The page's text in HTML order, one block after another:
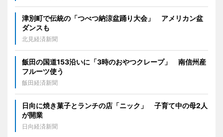
津別町で伝統の「つべつ納涼盆踊り大会」 アメリカン盆
ダンスも
北見経済新聞
飯田の国道153沿いに「3時のおやつクレープ」 南信州産
フルーツ使う
飯田経済新聞
日向に焼き菓子とランチの店「ニック」 子育て中の母2人
が開業
日向経済新聞